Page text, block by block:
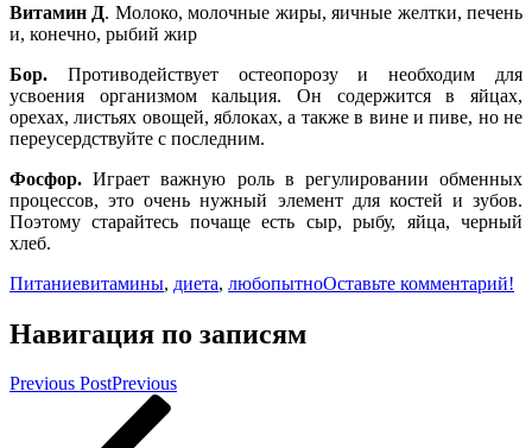
Витамин Д. Молоко, молочные жиры, яичные желтки, печень
и, конечно, рыбий жир
Бор. Противодействует остеопорозу и необходим для
усвоения организмом кальция. Он содержится в яйцах,
орехах, листьях овощей, яблоках, а также в вине и пиве, но не
переусердствуйте с последним.
Фосфор. Играет важную роль в регулировании обменных
процессов, это очень нужный элемент для костей и зубов.
Поэтому старайтесь почаще есть сыр, рыбу, яйца, черный
хлеб.
Питаниевитамины, диета, любопытноОставьте комментарий!
Навигация по записям
Previous PostPrevious